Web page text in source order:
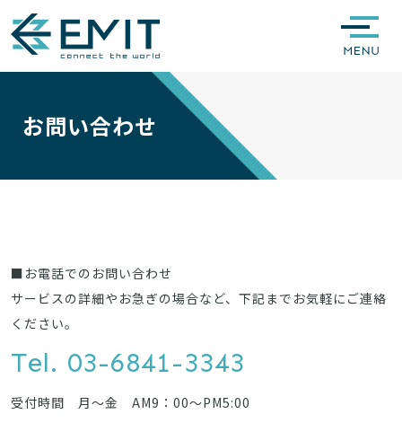
お問い合わせ
■お電話でのお問い合わせ
サービスの詳細やお急ぎの場合など、下記までお気軽にご連絡
ください。
Tel. 03-6841-3343
受付時間 月～金 AM9：00～PM5:00